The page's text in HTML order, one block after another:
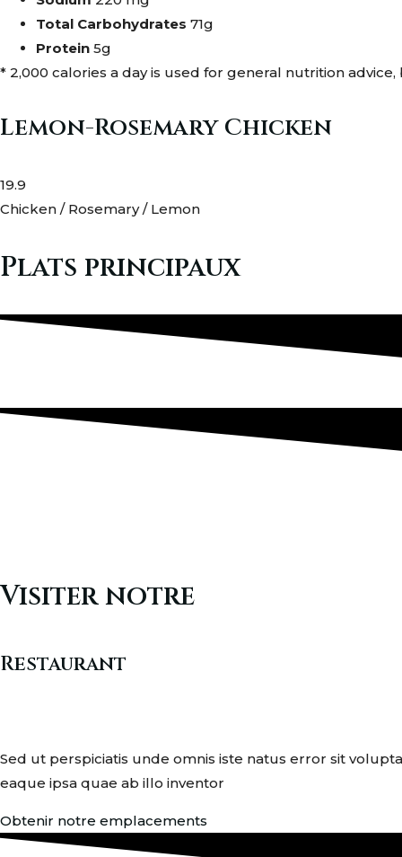
Total Carbohydrates 71g
Protein 5g
* 2,000 calories a day is used for general nutrition
Lemon-Rosemary Chicken
19.9
Chicken / Rosemary / Lemon
Plats principaux
Visiter notre
Restaurant
Sed ut perspiciatis unde omnis iste natus error sit
eaque ipsa quae ab illo inventor
Obtenir notre emplacements